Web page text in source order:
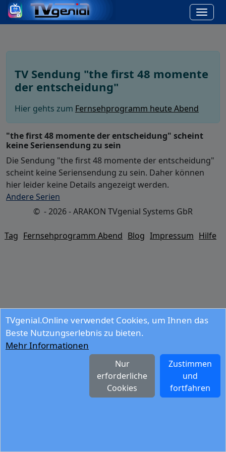
TVgenial.Online verwendet Cookies, um Ihnen das
Beste Nutzungserlebnis zu bieten.
Mehr Informationen
Zustimmen
und
fortfahren
Nur
erforderliche
Cookies
TV Sendung "the first 48 momente
der entscheidung"
Hier gehts zum Fernsehprogramm heute Abend
"the first 48 momente der entscheidung" scheint
keine Seriensendung zu sein
Die Sendung "the first 48 momente der entscheidung"
scheint keine Seriensendung zu sein. Daher können
hier leider keine Details angezeigt werden.
Andere Serien
© - 2026 - ARAKON TVgenial Systems GbR
Tag Fernsehprogramm Abend Blog Impressum Hilfe